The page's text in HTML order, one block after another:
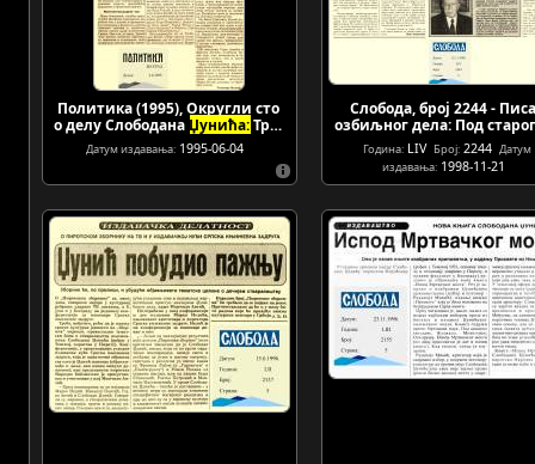
Политика (1995), Округли сто
о делу Слободана Џунића:Тр…
Датум издавања: 1995-06-04
Слобода, број 2244 -
озбиљног дела: Под
Година: LIV Број:2244 Датум
издавања: 1998-11-21